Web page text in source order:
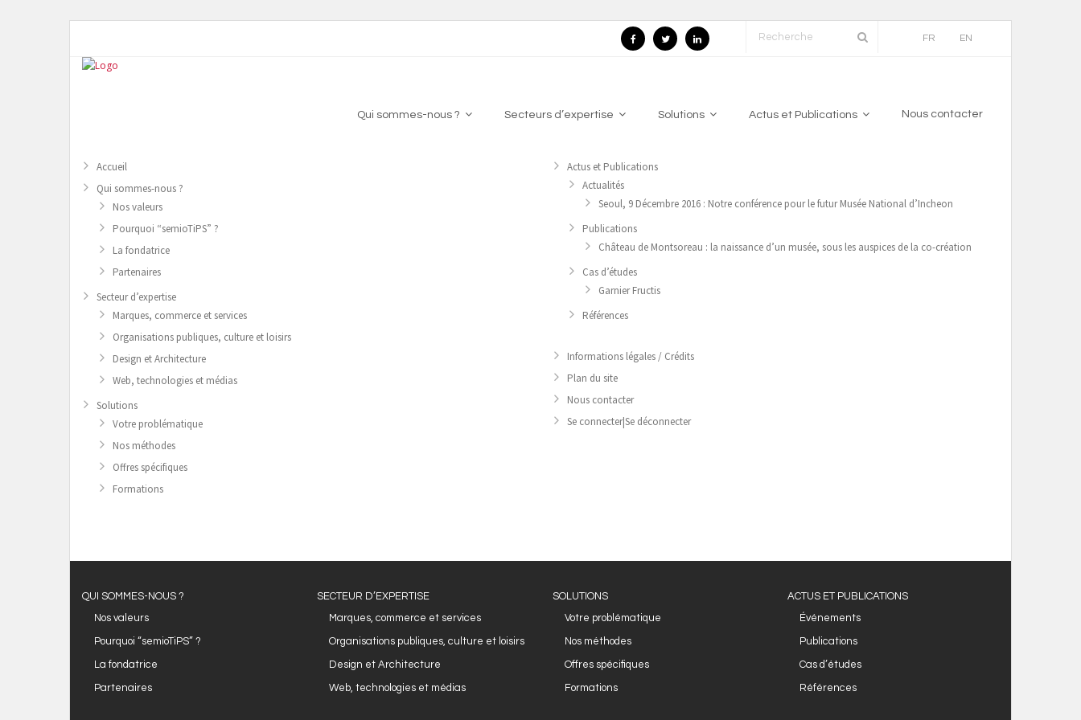
FR EN
Qui sommes-nous ? Secteurs d’expertise Solutions Actus et Publications Nous contacter
Accueil
Qui sommes-nous ?
Nos valeurs
Pourquoi “semioTiPS” ?
La fondatrice
Partenaires
Secteur d’expertise
Marques, commerce et services
Organisations publiques, culture et loisirs
Design et Architecture
Web, technologies et médias
Solutions
Votre problématique
Nos méthodes
Offres spécifiques
Formations
Actus et Publications
Actualités
Seoul, 9 Décembre 2016 : Notre conférence pour le futur Musée National d’Incheon
Publications
Château de Montsoreau : la naissance d’un musée, sous les auspices de la co-création
Cas d’études
Garnier Fructis
Références
Informations légales / Crédits
Plan du site
Nous contacter
Se connecter|Se déconnecter
QUI SOMMES-NOUS ?
Nos valeurs
Pourquoi “semioTiPS” ?
La fondatrice
Partenaires
SECTEUR D’EXPERTISE
Marques, commerce et services
Organisations publiques, culture et loisirs
Design et Architecture
Web, technologies et médias
SOLUTIONS
Votre problématique
Nos méthodes
Offres spécifiques
Formations
ACTUS ET PUBLICATIONS
Événements
Publications
Cas d’études
Références